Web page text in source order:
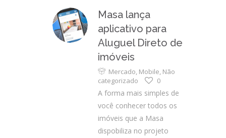
Masa lança
aplicativo para
Aluguel Direto de
imóveis
Mercado, Mobile, Não
categorizado
0
A forma mais simples de
você conhecer todos os
imóveis que a Masa
dispobiliza no projeto